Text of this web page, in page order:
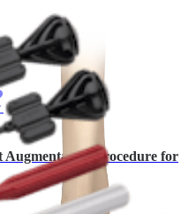
Procedure for